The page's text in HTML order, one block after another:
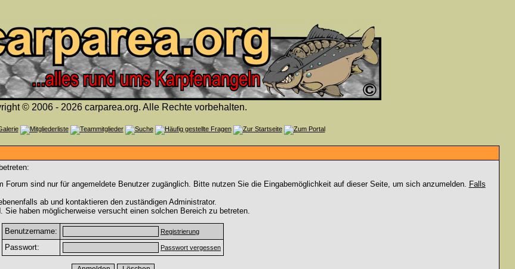
© 2006 - 2026 carparea.org. Alle Rechte vorbehalten.
sind nur für angemeldete Benutzer zugänglich. Bitte nutzen Sie die Eingabemöglichkeit auf dieser Seite, um sich anzumelden. Falls
ab und kontaktieren den zuständigen Administrator.
haben möglicherweise versucht einen solchen Bereich zu betreten.
Benutzername: Registrierung
Passwort: Passwort vergessen